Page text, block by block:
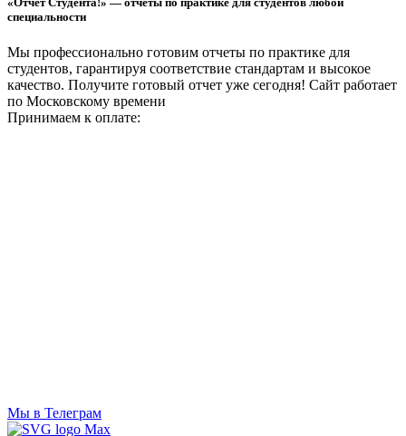
специальности
Мы профессионально готовим отчеты по практике для
студентов, гарантируя соответствие стандартам и высокое
качество. Получите готовый отчет уже сегодня! Сайт работает
по Московскому времени
Принимаем к оплате:
Мы в Телеграм